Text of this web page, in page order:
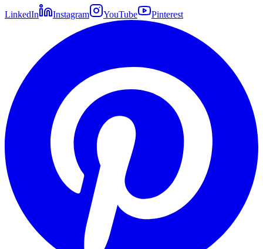
LinkedIn Instagram YouTube Pinterest